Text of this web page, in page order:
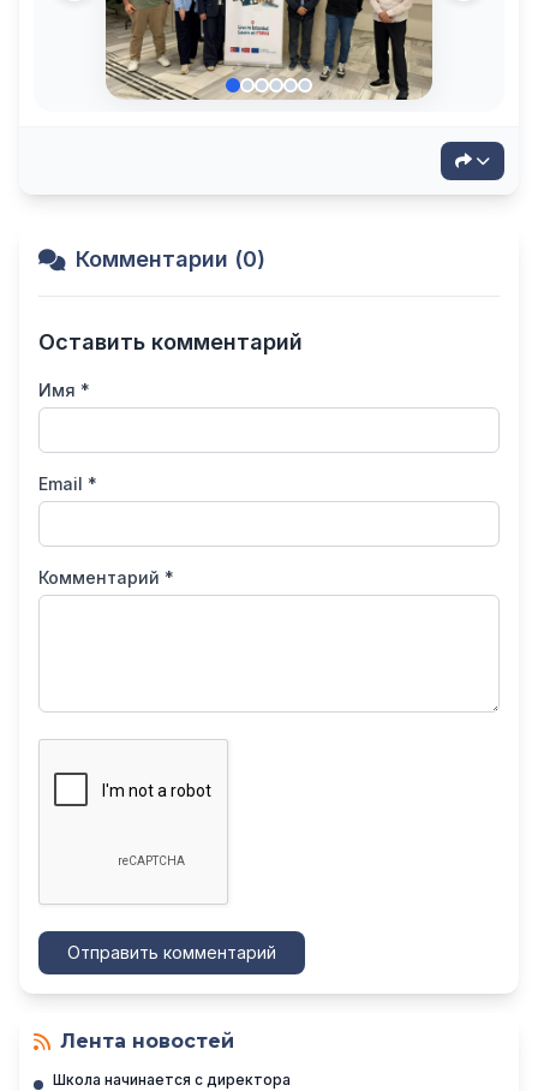
Комментарии (0)
Оставить комментарий
Имя *
Email *
Комментарий *
Отправить комментарий
Лента новостей
Школа начинается с директора